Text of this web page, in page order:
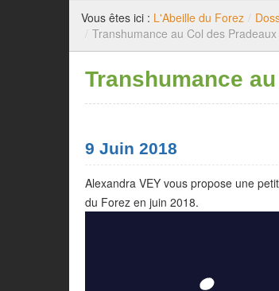
Vous êtes ici : L'Abeille du Forez /
/ Transhumance au Col des Pradeaux
Transhumance
9 Juin 2018
Alexandra VEY vous propose une
du Forez en juin 2018.